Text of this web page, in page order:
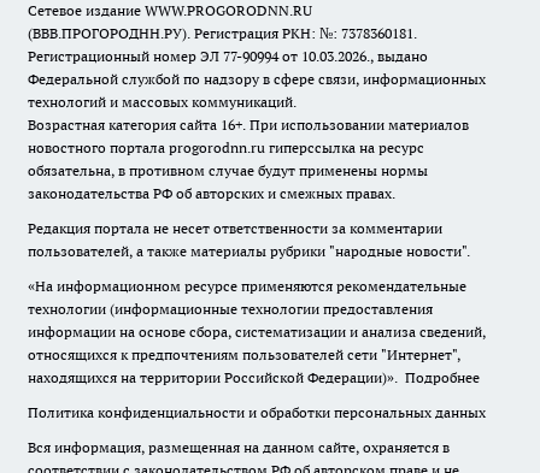
Сетевое издание WWW.PROGORODNN.RU
(ВВВ.ПРОГОРОДНН.РУ). Регистрация РКН: №: 7378360181.
Регистрационный номер ЭЛ 77-90994 от 10.03.2026., выдано
Федеральной службой по надзору в сфере связи, информационных
технологий и массовых коммуникаций.
Возрастная категория сайта 16+. При использовании материалов
новостного портала progorodnn.ru гиперссылка на ресурс
обязательна, в противном случае будут применены нормы
законодательства РФ об авторских и смежных правах.
Редакция портала не несет ответственности за комментарии
пользователей, а также материалы рубрики "народные новости".
«На информационном ресурсе применяются рекомендательные
технологии (информационные технологии предоставления
информации на основе сбора, систематизации и анализа сведений,
относящихся к предпочтениям пользователей сети "Интернет",
находящихся на территории Российской Федерации)». Подробнее
Политика конфиденциальности и обработки персональных данных
Вся информация, размещенная на данном сайте, охраняется в